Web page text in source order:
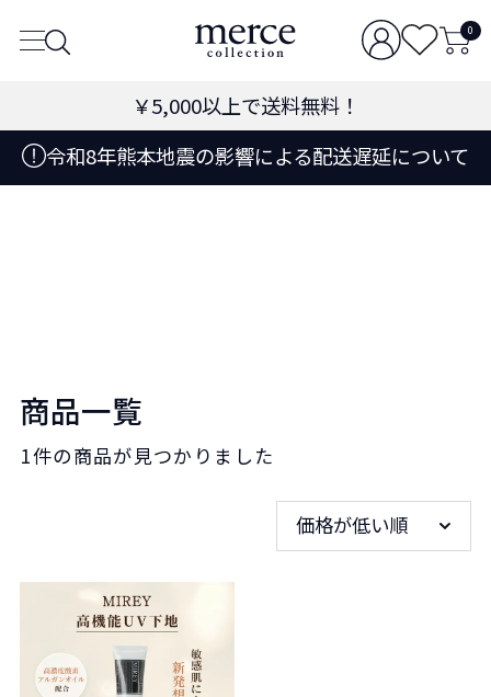
0
￥5,000以上で送料無料！
令和8年熊本地震の影響による配送遅延について
商品一覧
1件の商品が見つかりました
価格が低い順